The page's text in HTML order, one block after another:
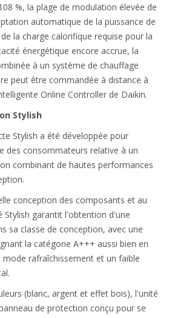
%, la plage de modulation élevée de
automatique de la puissance de
la charge calorifique requise pour la
énergétique encore accrue, la
à un système de chauffage
peut être commandée à distance à
Online Controller de Daikin.
Stylish
Stylish a été développée pour
des consommateurs relative à un
combinant de hautes performances
conception des composants et au
Stylish garantit l'obtention d'une
sa classe de conception, avec une
la catégorie A+++ aussi bien en
rafraîchissement et un faible
(blanc, argent et effet bois), l'unité
de protection conçu pour se